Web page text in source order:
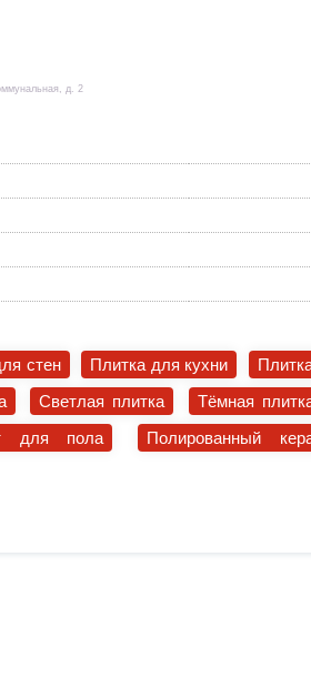
д. 2
стен Плитка для кухни
Светлая плитка Тёмная
для пола Полированный